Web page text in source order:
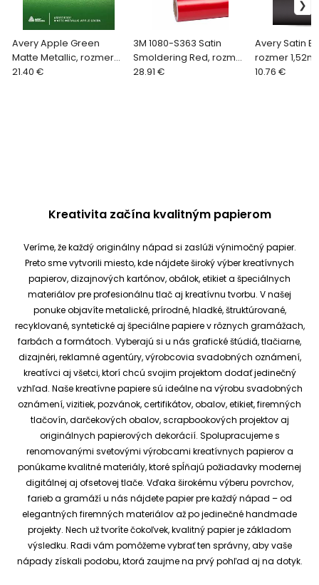
Avery Apple Green
Matte Metallic, rozmer
1,52m x 1m
21.40 €
3M 1080-S363 Satin
Smoldering Red, rozmer
1,52m x 1m
28.91 €
Avery Satin
rozmer 1,52m
10.76 €
Kreativita začína kvalitným papierom
Veríme, že každý originálny nápad si zaslúži výnimočný papier.
Preto sme vytvorili miesto, kde nájdete široký výber kreatívnych
papierov, dizajnových kartónov, obálok, etikiet a špeciálnych
materiálov pre profesionálnu tlač aj kreatívnu tvorbu. V našej
ponuke objavíte metalické, prírodné, hladké, štruktúrované,
recyklované, syntetické aj špeciálne papiere v rôznych gramážach,
farbách a formátoch. Vyberajú si u nás grafické štúdiá, tlačiarne,
dizajnéri, reklamné agentúry, výrobcovia svadobných oznámení,
kreatívci aj všetci, ktorí chcú svojim projektom dodať jedinečný
vzhľad. Naše kreatívne papiere sú ideálne na výrobu svadobných
oznámení, vizitiek, pozvánok, certifikátov, obalov, etikiet, firemných
tlačovín, darčekových obalov, scrapbookových projektov aj
originálnych papierových dekorácií. Spolupracujeme s
renomovanými svetovými výrobcami kreatívnych papierov a
ponúkame kvalitné materiály, ktoré spĺňajú požiadavky modernej
digitálnej aj ofsetovej tlače. Vďaka širokému výberu povrchov,
farieb a gramáží u nás nájdete papier pre každý nápad – od
elegantných firemných materiálov až po jedinečné handmade
projekty. Nech už tvoríte čokoľvek, kvalitný papier je základom
výsledku. Radi vám pomôžeme vybrať ten správny, aby vaše
nápady získali podobu, ktorá zaujme na prvý pohľad aj na dotyk.